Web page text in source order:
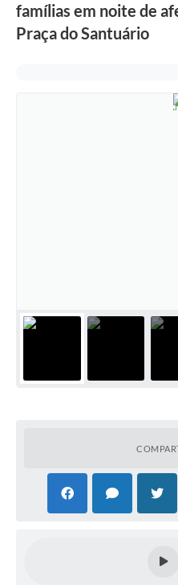
famílias em noite de
Praça do Santuário